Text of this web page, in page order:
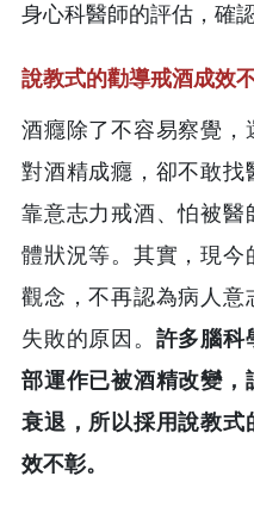
身心科醫師的評估，確
說教式的勸導戒酒成效
酒癮除了不容易察覺，
對酒精成癮，卻不敢找
靠意志力戒酒、怕被醫
體狀況等。其實，現今
觀念，不再認為病人意
失敗的原因。 許多腦科
部運作已被酒精改變，
衰退，所以採用說教式
效不彰。